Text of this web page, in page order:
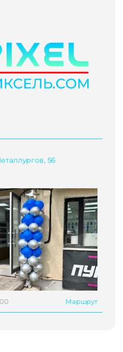
56
Маршрут